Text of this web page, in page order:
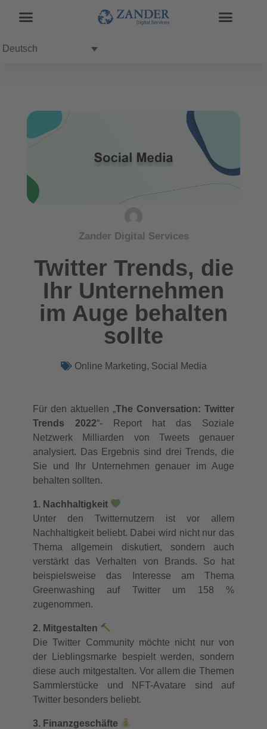
Deutsch
Zander Digital Services
Twitter Trends, die
Ihr Unternehmen
im Auge behalten
sollte
Online Marketing, Social Media
Für den aktuellen „The Conversation: Twitter
Trends 2022“- Report hat das Soziale
Netzwerk Milliarden von Tweets genauer
analysiert. Das Ergebnis sind drei Trends, die
Sie und Ihr Unternehmen genauer im Auge
behalten sollten.
1. Nachhaltigkeit
Unter den Twitternutzern ist vor allem
Nachhaltigkeit beliebt. Dabei wird nicht nur das
Thema allgemein diskutiert, sondern auch
verstärkt das Verhalten von Brands. So hat
beispielsweise das Interesse am Thema
Greenwashing auf Twitter um 158 %
zugenommen.
2. Mitgestalten
Die Twitter Community möchte nicht nur von
der Lieblingsmarke bespielt werden, sondern
diese auch mitgestalten. Vor allem die Themen
Sammlerstücke und NFT-Avatare sind auf
Twitter besonders beliebt.
3. Finanzgeschäfte